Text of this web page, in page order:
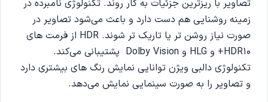
تصاویر با ریزترین جزئیات به کار روند. تکنولوژی نامبرده در
زمینه روشنایی هم دست دارد و باعث می‌شود تصاویر در
صورت نیاز روشن تر یا تاریک تر شوند. HDR از فرمت های
HDR10+ و HLG و Dolby Vision پشتیبانی می‌کند.
تکنولوژی دالبی ویژن توانایی نمایش رنگ های بیشتری دارد
و تصاویر را به صورت سینمایی نمایش می‌دهد.‌